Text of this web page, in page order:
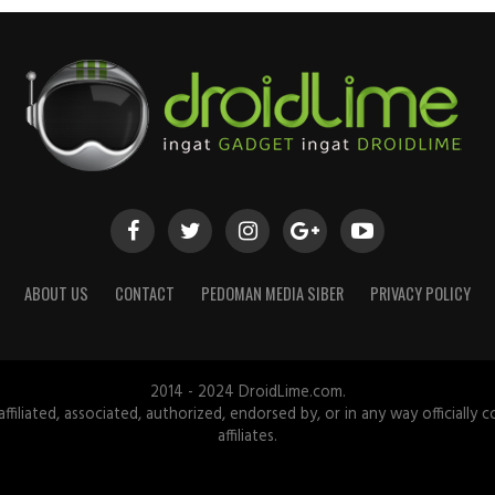
ABOUT US CONTACT PEDOMAN MEDIA SIBER PRIVACY POLICY
2014 - 2024 DroidLime.com.
associated, authorized, endorsed by, or in any way officially
affiliates.